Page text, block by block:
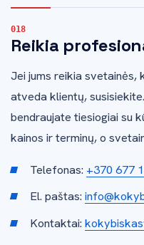
Reikia
Jei jums reikia svetainės,
atveda klientų,
bendraujate tiesiogiai su
kainos ir terminų, o
Telefonas: +370 677
El. paštas:
Kontaktai: